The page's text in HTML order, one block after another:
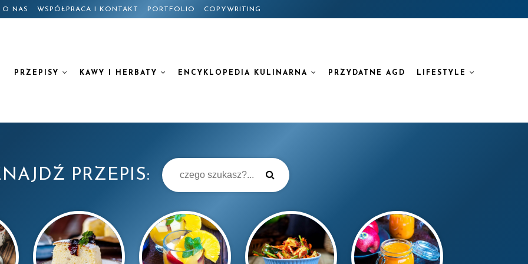
O NAS WSPÓŁPRACA I KONTAKT PORTFOLIO COPYWRITING
PRZEPISY KAWY I HERBATY ENCYKLOPEDIA KULINARNA PRZYDATNE AGD LIFESTYLE
PRZEPIS: